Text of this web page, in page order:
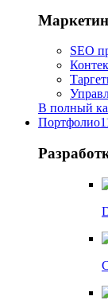
SEO
В полный
Портфолио